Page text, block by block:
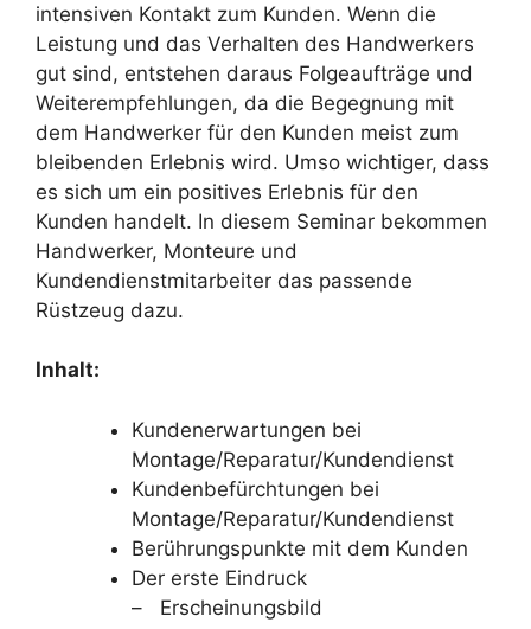
intensiven Kontakt zum Kunden. Wenn die
Leistung und das Verhalten des Handwerkers
gut sind, entstehen daraus Folgeaufträge und
Weiterempfehlungen, da die Begegnung mit
dem Handwerker für den Kunden meist zum
bleibenden Erlebnis wird. Umso wichtiger, dass
es sich um ein positives Erlebnis für den
Kunden handelt. In diesem Seminar bekommen
Handwerker, Monteure und
Kundendienstmitarbeiter das passende
Rüstzeug dazu.
Inhalt:
Kundenerwartungen bei
Montage/Reparatur/Kundendienst
Kundenbefürchtungen bei
Montage/Reparatur/Kundendienst
Berührungspunkte mit dem Kunden
Der erste Eindruck
– Erscheinungsbild